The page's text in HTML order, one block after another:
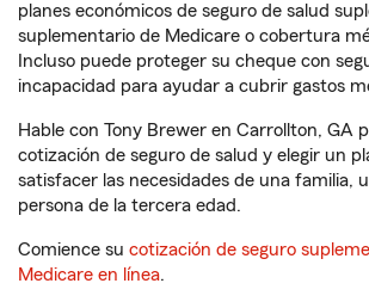
planes económicos de seguro de salud
suplementario de Medicare o cobertura
Incluso puede proteger su cheque con
incapacidad para ayudar a cubrir gastos
Hable con Tony Brewer en Carrollton, GA
cotización de seguro de salud y elegir un
satisfacer las necesidades de una familia,
persona de la tercera edad.
Comience su cotización de seguro
Medicare en línea.